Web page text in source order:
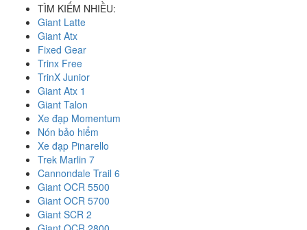
TÌM KIẾM NHIỀU:
Giant Latte
Giant Atx
Fixed Gear
Trinx Free
TrinX Junior
Giant Atx 1
Giant Talon
Xe đạp Momentum
Nón bảo hiểm
Xe đạp Pinarello
Trek Marlin 7
Cannondale Trail 6
Giant OCR 5500
Giant OCR 5700
Giant SCR 2